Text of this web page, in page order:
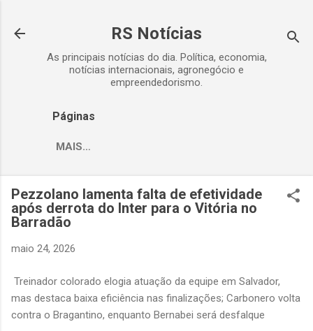
RS Notícias
As principais notícias do dia. Política, economia,
notícias internacionais, agronegócio e
empreendedorismo.
Páginas
MAIS…
Pezzolano lamenta falta de efetividade
após derrota do Inter para o Vitória no
Barradão
maio 24, 2026
Treinador colorado elogia atuação da equipe em Salvador,
mas destaca baixa eficiência nas finalizações; Carbonero volta
contra o Bragantino, enquanto Bernabei será desfalque